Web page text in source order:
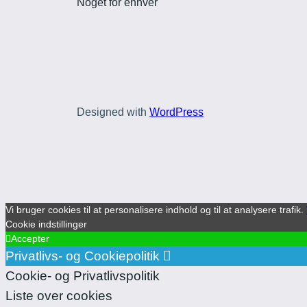
Noget for enhver
Designed with WordPress
Vi bruger cookies til at personalisere indhold og til at analysere trafik.
Cookie indstillinger
Accepter
Privatlivs- og Cookiepolitik
Cookie- og Privatlivspolitik
Liste over cookies